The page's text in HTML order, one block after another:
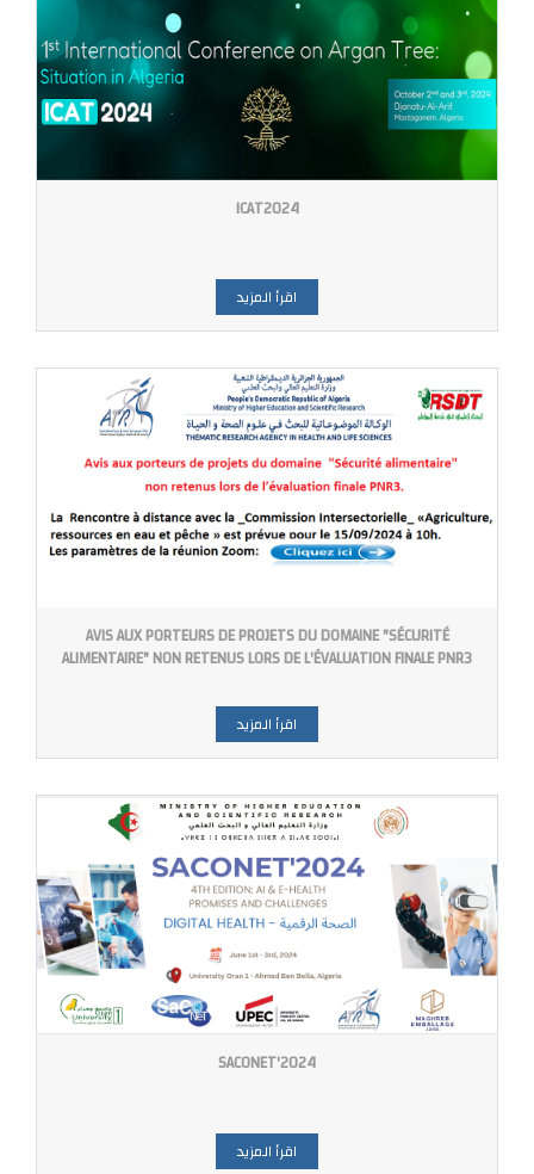
ICAT2024
اقرأ المزيد
AVIS AUX PORTEURS DE PROJETS DU DOMAINE "SÉCURITÉ
ALIMENTAIRE" NON RETENUS LORS DE L'ÉVALUATION FINALE PNR3
اقرأ المزيد
SACONET'2024
اقرأ المزيد